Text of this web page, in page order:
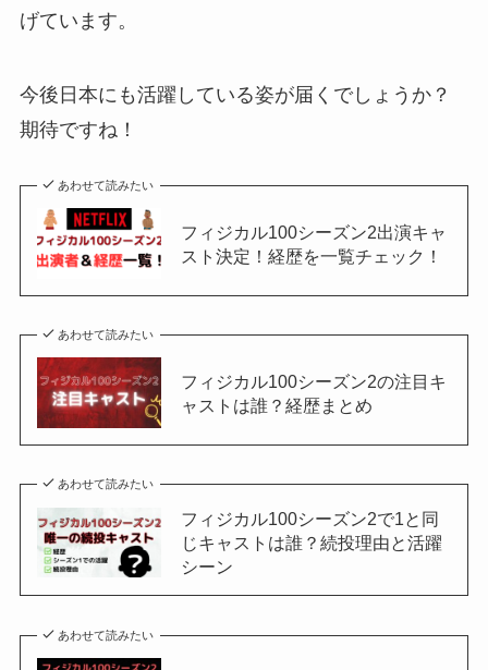
げています。
今後日本にも活躍している姿が届くでしょうか？
期待ですね！
あわせて読みたい
フィジカル100シーズン2出演キャ
スト決定！経歴を一覧チェック！
あわせて読みたい
フィジカル100シーズン2の注目キ
ャストは誰？経歴まとめ
あわせて読みたい
フィジカル100シーズン2で1と同
じキャストは誰？続投理由と活躍
シーン
あわせて読みたい